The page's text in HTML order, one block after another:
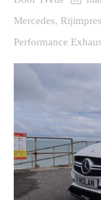
Mercedes,
Performance